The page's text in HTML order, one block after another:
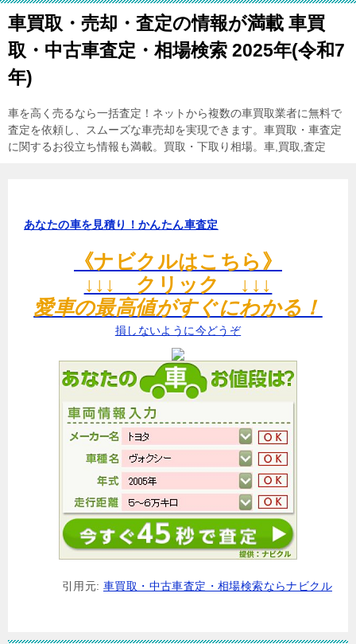
車買取・売却・査定の情報が満載 車買
取・中古車査定・相場検索 2025年(令和7
年)
車を高く売るなら一括査定！ネットから複数の車買取業者に無料で
査定を依頼し、スムーズな車売却を実現できます。車買取・車査定
に関するお役立ち情報も満載。買取・下取り相場。車,買取,査定
あなたの車を見積り！かんたん車査定
《ナビクルはこちら》
↓↓↓ クリック ↓↓↓
愛車の最高値がすぐにわかる！
損しないように今どうぞ
引用元: 車買取・中古車査定・相場検索ならナビクル